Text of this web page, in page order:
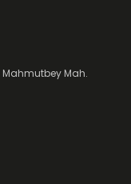
Mahmutbey Mah.